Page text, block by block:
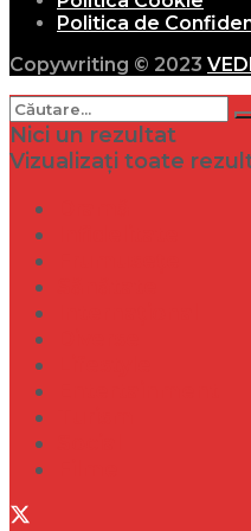
Politica de
Copywriting © 2023
Nici un rezultat
Vizualizați toate